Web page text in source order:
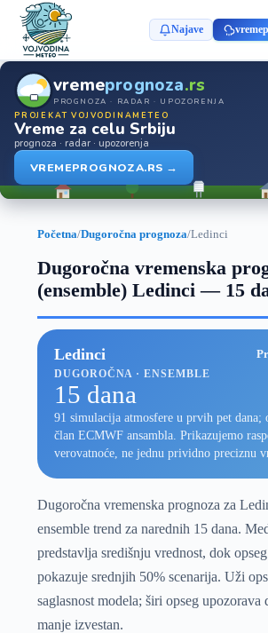
Najave
vremeprognoza.rs
PROGNOZA · RADAR · UPOZORENJA
PROJEKAT VOJVODINAMETEO
Vreme za celu Srbiju
prognoza · radar · upozorenja
VREMEPROGNOZA.RS →
Početna/Dugoročna prognoza/Ledinci
Dugoročna vremenska
(ensemble) Ledinci — 15
Ledinci
DUGOROČNA · ENSEMBLE
15 dana
91 simulacija atmosfere u prvih pet dana;
član ECMWF ansambla. Prikazujemo
verovatnoće, ne jednu prividno preciznu
Dugoročna vremenska prognoza za
ensemble trend za narednih 15 dana.
predstavlja središnju vrednost, dok
pokazuje srednjih 50% scenarija. Uži
saglasnost modela; širi opseg upozorava
manje izvestan.